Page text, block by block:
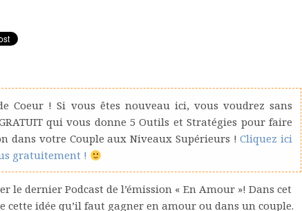
Coeur ! Si vous êtes nouveau ici, vous voudrez sans
qui vous donne 5 Outils et Stratégies pour faire
dans votre Couple aux Niveaux Supérieurs !Cliquez ici
gratuitement !
le dernier Podcast de l’émission « En Amour »! Dans cet
cette idée qu’il faut gagner en amour ou dans un couple.